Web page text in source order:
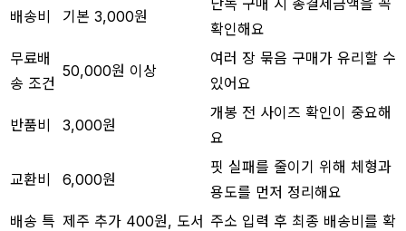
배송비 기본 3,000원
확인해요
무료배
송 조건
50,000원 이상
여러 장 묶음 구매가 유리할 수
있어요
반품비 3,000원
개봉 전 사이즈 확인이 중요해
요
교환비 6,000원
핏 실패를 줄이기 위해 체형과
용도를 먼저 정리해요
배송 특 제주 추가 400원, 도서 주소 입력 후 최종 배송비를 확